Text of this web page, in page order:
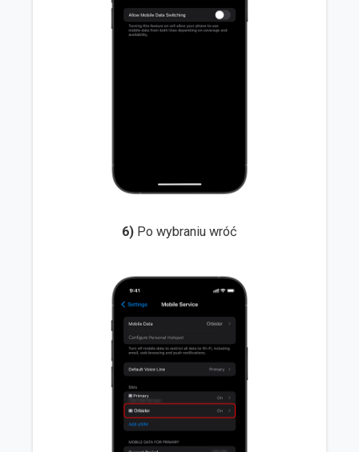
6) Po wybraniu wróć